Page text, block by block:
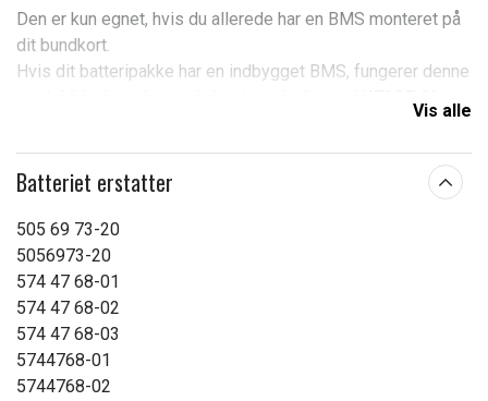
Den er kun egnet, hvis du allerede har en BMS monteret på
dit bundkort.
Hvis dit batteripakke har en indbygget BMS, fungerer denne
Varemærke:
Passer til mærket:
Vis alle
Batteriet erstatter
505 69 73-20
5056973-20
574 47 68-01
574 47 68-02
574 47 68-03
5744768-01
5744768-02